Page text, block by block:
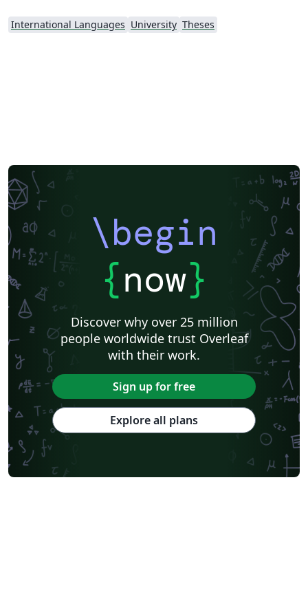
International Languages University Theses
\begin
{now}
Discover why over 25 million
people worldwide trust Overleaf
with their work.
Sign up for free
Explore all plans